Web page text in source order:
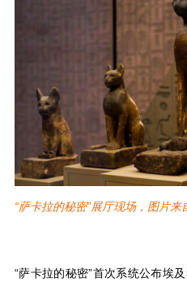
“萨卡拉的秘密”展厅现场，图片来
“萨卡拉的秘密”首次系统公布埃